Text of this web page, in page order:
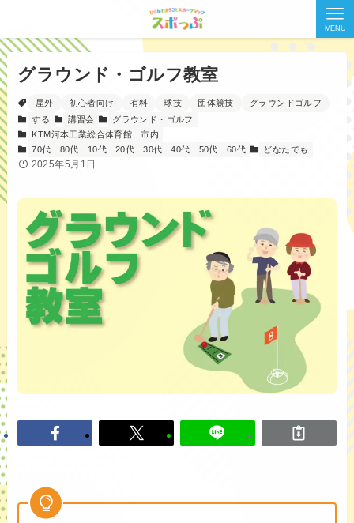
MENU
グラウンド・ゴルフ教室
屋外 初心者向け 有料 球技 団体競技
グラウンドゴルフ
する
講習会
グラウンド・ゴルフ
KTM河本工業総合体育館
市内
70代
80代 10代 20代 30代 40代 50代 60代 どなたでも
2025年5月1日